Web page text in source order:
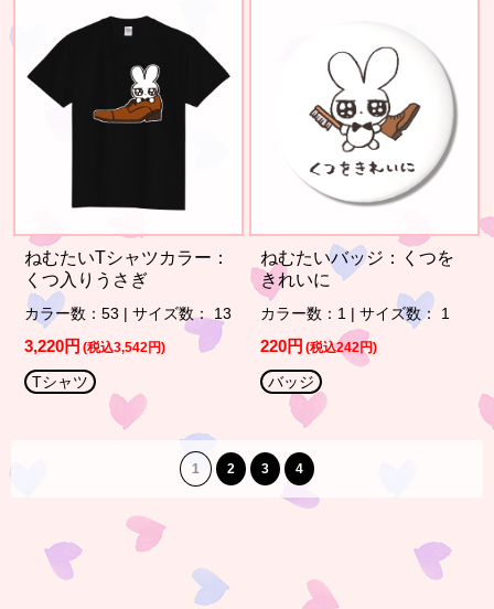
ねむたいTシャツカラー：
くつ入りうさぎ
カラー数：53 | サイズ数： 13
3,220円 (税込3,542円)
Tシャツ
ねむたいバッジ：くつを
きれいに
カラー数：1 | サイズ数： 1
220円 (税込242円)
バッジ
1 2 3 4